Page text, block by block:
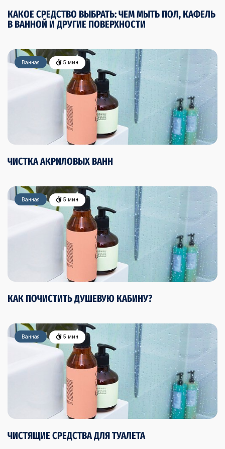
КАКОЕ СРЕДСТВО ВЫБРАТЬ: ЧЕМ МЫТЬ ПОЛ, КАФЕЛЬ
В ВАННОЙ И ДРУГИЕ ПОВЕРХНОСТИ
Ванная 5 мин
ЧИСТКА АКРИЛОВЫХ ВАНН
Ванная 5 мин
КАК ПОЧИСТИТЬ ДУШЕВУЮ КАБИНУ?
Ванная 5 мин
ЧИСТЯЩИЕ СРЕДСТВА ДЛЯ ТУАЛЕТА